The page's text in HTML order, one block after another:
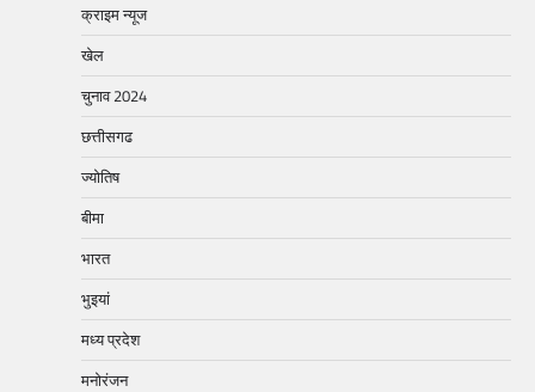
क्राइम न्यूज
खेल
चुनाव 2024
छत्तीसगढ
ज्योतिष
बीमा
भारत
भुइयां
मध्य प्रदेश
मनोरंजन